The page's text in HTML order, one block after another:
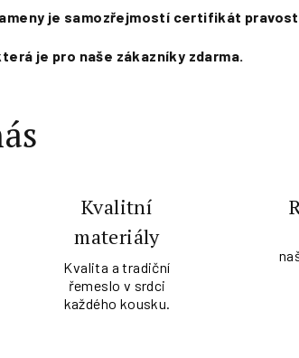
je samozřejmostí certifikát
je pro naše zákazníky zdarma.
Kvalitní
materiály
Kvalita a tradiční
řemeslo v srdci
každého kousku.